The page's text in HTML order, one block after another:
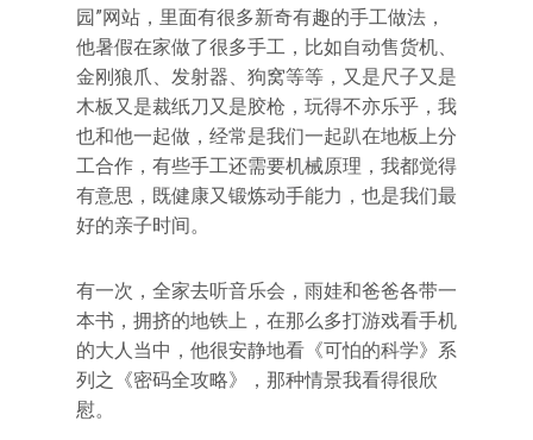
园”网站，里面有很多新奇有趣的手工做法，
他暑假在家做了很多手工，比如自动售货机、
金刚狼爪、发射器、狗窝等等，又是尺子又是
木板又是裁纸刀又是胶枪，玩得不亦乐乎，我
也和他一起做，经常是我们一起趴在地板上分
工合作，有些手工还需要机械原理，我都觉得
有意思，既健康又锻炼动手能力，也是我们最
好的亲子时间。
有一次，全家去听音乐会，雨娃和爸爸各带一
本书，拥挤的地铁上，在那么多打游戏看手机
的大人当中，他很安静地看《可怕的科学》系
列之《密码全攻略》，那种情景我看得很欣
慰。